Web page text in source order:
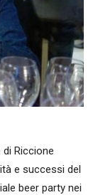
Riccione
e successi del
beer party nei